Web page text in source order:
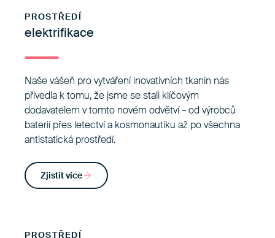
PROSTŘEDÍ
elektrifikace
Naše vášeň pro vytváření inovativních tkanin nás
přivedla k tomu, že jsme se stali klíčovým
dodavatelem v tomto novém odvětví – od výrobců
baterií přes letectví a kosmonautiku až po všechna
antistatická prostředí.
Zjistit více
PROSTŘEDÍ